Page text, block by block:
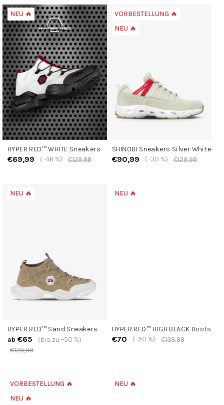
L
i
s
t
e
d
e
r
P
r
o
d
u
k
e
NEU 🔥
HYPER RED™ WHITE Sneakers
€69,99 €129,99
(–46 %)
VORBESTELLUNG 🔥
NEU 🔥
SHINOBI Sneakers Silver White
€90,99 €129,99
(–30 %)
NEU 🔥
HYPER RED™ Sand Sneakers
ab €65
€129,99
(bis zu –50 %)
NEU 🔥
HYPER RED™ HIGH BLACK Boots
€70 €139,99
(–50 %)
VORBESTELLUNG 🔥
NEU 🔥
NEU 🔥